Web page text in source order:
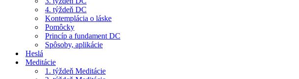
4. týždeň DC
Kontemplácia o láske
Pomôcky
Princíp a fundament DC
Spôsoby, aplikácie
Heslá
Meditácie
1. týždeň Meditácie